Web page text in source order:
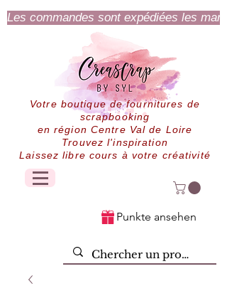
Les commandes sont expédiées les
Votre boutique de fournitures de
scrapbooking
en région Centre Val de Loire
Trouvez l'inspiration
Laissez libre cours à votre créativité
Punkte ansehen